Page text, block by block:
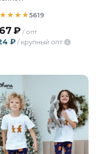
5619
₽ / опт
₽ / крупный опт i